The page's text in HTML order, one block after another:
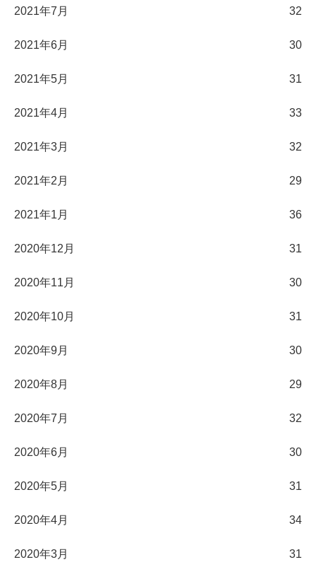
2021年7月 32
2021年6月 30
2021年5月 31
2021年4月 33
2021年3月 32
2021年2月 29
2021年1月 36
2020年12月 31
2020年11月 30
2020年10月 31
2020年9月 30
2020年8月 29
2020年7月 32
2020年6月 30
2020年5月 31
2020年4月 34
2020年3月 31